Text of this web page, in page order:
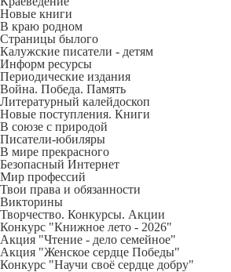
Новые книги
В краю родном
Страницы былого
Калужские писатели - детям
Информ ресурсы
Периодические издания
Война. Победа. Память
Литературный калейдоскоп
Новые поступления. Книги
В союзе с природой
Писатели-юбиляры
В мире прекрасного
Безопасный Интернет
Мир профессий
Твои права и обязанности
Викторины
Творчество. Конкурсы. Акции
Конкурс "Книжное лето - 2026"
Акция "Чтение - дело семейное"
Акция "Женское сердце Победы"
Конкурс "Научи своё сердце добру"